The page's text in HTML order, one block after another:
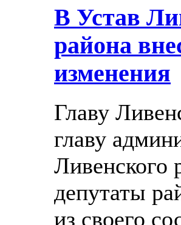
В Устав
района
изменения
Главу
главу
Ливенского
депутаты
из своего